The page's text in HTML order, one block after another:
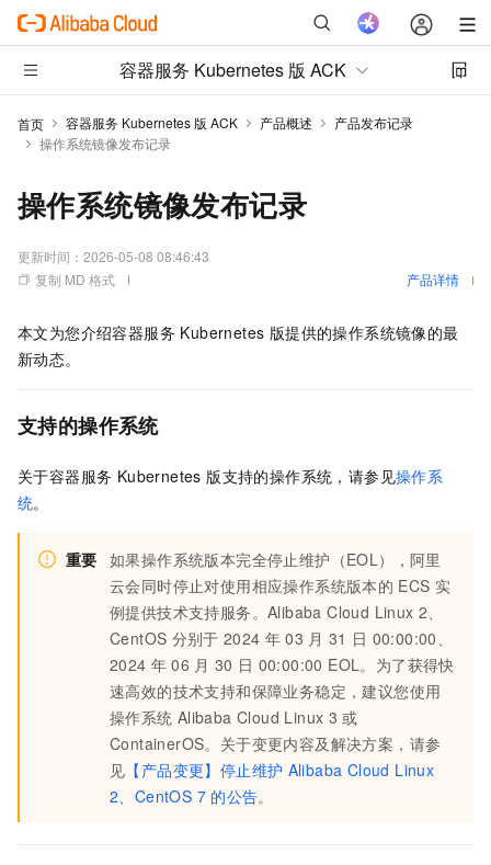
容器服务 Kubernetes 版 ACK
首页 容器服务 Kubernetes 版 ACK 产品概述
产品发布记录
操作系统镜像发布记录
操作系统镜像发布记录
更新时间： 2026-05-08 08:46:43
复制 MD 格式
产品详情
本文为您介绍容器服务 Kubernetes 版提供的操作系统镜像的最
新动态。
支持的操作系统
关于容器服务 Kubernetes 版支持的操作系统，请参见操作系
统。
重要 如果操作系统版本完全停止维护（EOL），阿里
云会同时停止对使用相应操作系统版本的 ECS 实
例提供技术支持服务。Alibaba Cloud Linux 2、
CentOS 分别于 2024 年 03 月 31 日 00:00:00、
2024 年 06 月 30 日 00:00:00 EOL。为了获得快
速高效的技术支持和保障业务稳定，建议您使用
操作系统 Alibaba Cloud Linux 3 或
ContainerOS。关于变更内容及解决方案，请参
见 【产品变更】停止维护 Alibaba Cloud Linux
2、CentOS 7 的公告。